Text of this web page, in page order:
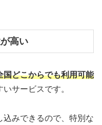
高い
国どこからでも利用可能
サービスです。
込みできるので、特別な